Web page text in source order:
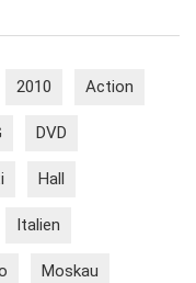
2010 Action
DVD
Hall
Italien
Moskau